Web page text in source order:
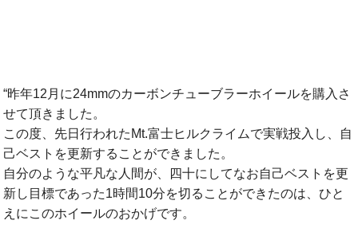
“昨年12月に24mmのカーボンチューブラーホイールを購入さ
せて頂きました。
この度、先日行われたMt.富士ヒルクライムで実戦投入し、自
己ベストを更新することができました。
自分のような平凡な人間が、四十にしてなお自己ベストを更
新し目標であった1時間10分を切ることができたのは、ひと
えにこのホイールのおかげです。